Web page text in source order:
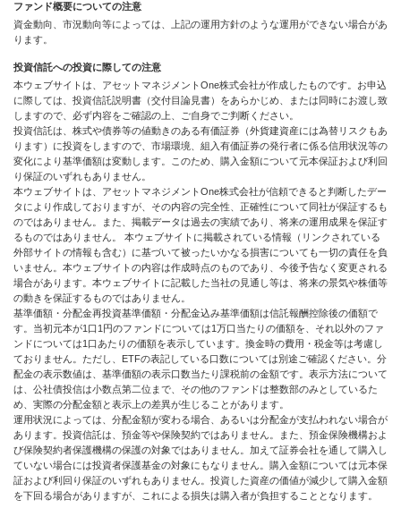
ファンド概要についての注意
資金動向、市況動向等によっては、上記の運用方針のような運用ができない場合があ
ります。
投資信託への投資に際しての注意
本ウェブサイトは、アセットマネジメントOne株式会社が作成したものです。お申込
に際しては、投資信託説明書（交付目論見書）をあらかじめ、または同時にお渡し致
しますので、必ず内容をご確認の上、ご自身でご判断ください。
投資信託は、株式や債券等の値動きのある有価証券（外貨建資産には為替リスクもあ
ります）に投資をしますので、市場環境、組入有価証券の発行者に係る信用状況等の
変化により基準価額は変動します。このため、購入金額について元本保証および利回
り保証のいずれもありません。
本ウェブサイトは、アセットマネジメントOne株式会社が信頼できると判断したデー
タにより作成しておりますが、その内容の完全性、正確性について同社が保証するも
のではありません。また、掲載データは過去の実績であり、将来の運用成果を保証す
るものではありません。 本ウェブサイトに掲載されている情報（リンクされている
外部サイトの情報も含む）に基づいて被ったいかなる損害についても一切の責任を負
いません。本ウェブサイトの内容は作成時点のものであり、今後予告なく変更される
場合があります。本ウェブサイトに記載した当社の見通し等は、将来の景気や株価等
の動きを保証するものではありません。
基準価額・分配金再投資基準価額・分配金込み基準価額は信託報酬控除後の価額で
す。当初元本が1口1円のファンドについては1万口当たりの価額を、それ以外のファ
ンドについては1口あたりの価額を表示しています。換金時の費用・税金等は考慮し
ておりません。ただし、ETFの表記している口数については別途ご確認ください。分
配金の表示数値は、基準価額の表示口数当たり課税前の金額です。表示方法について
は、公社債投信は小数点第二位まで、その他のファンドは整数部のみとしているた
め、実際の分配金額と表示上の差異が生じることがあります。
運用状況によっては、分配金額が変わる場合、あるいは分配金が支払われない場合が
あります。投資信託は、預金等や保険契約ではありません。また、預金保険機構およ
び保険契約者保護機構の保護の対象ではありません。加えて証券会社を通して購入し
ていない場合には投資者保護基金の対象にもなりません。購入金額については元本保
証および利回り保証のいずれもありません。投資した資産の価値が減少して購入金額
を下回る場合がありますが、これによる損失は購入者が負担することとなります。